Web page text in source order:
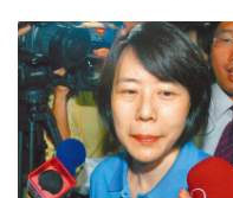
13年的MBA課